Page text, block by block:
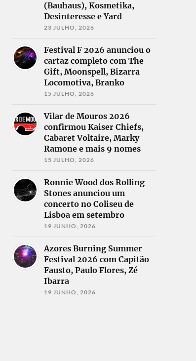
(Bauhaus), Kosmetika,
Desinteresse e Yard
23 JULHO, 2026
Festival F 2026 anunciou o
cartaz completo com The
Gift, Moonspell, Bizarra
Locomotiva, Branko
15 JULHO, 2026
Vilar de Mouros 2026
confirmou Kaiser Chiefs,
Cabaret Voltaire, Marky
Ramone e mais 9 nomes
15 JULHO, 2026
Ronnie Wood dos Rolling
Stones anunciou um
concerto no Coliseu de
Lisboa em setembro
19 JUNHO, 2026
Azores Burning Summer
Festival 2026 com Capitão
Fausto, Paulo Flores, Zé
Ibarra
19 JUNHO, 2026